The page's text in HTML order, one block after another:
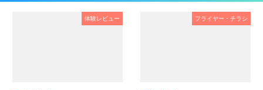
体験レビュー フライヤー・チラシ